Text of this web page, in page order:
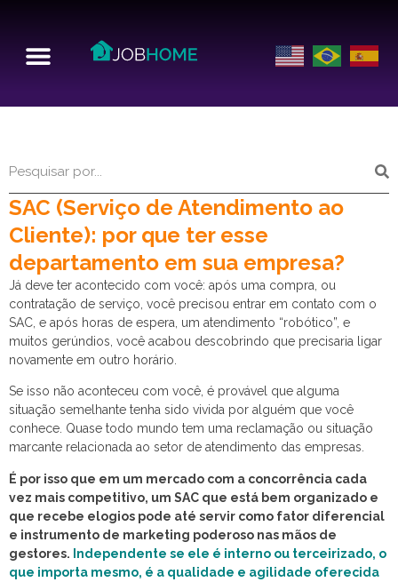
SAC (Serviço de Atendimento ao
Cliente): por que ter esse
departamento em sua empresa?
Já deve ter acontecido com você: após uma compra, ou
contratação de serviço, você precisou entrar em contato com o
SAC, e após horas de espera, um atendimento “robótico”, e
muitos gerúndios, você acabou descobrindo que precisaria ligar
novamente em outro horário.
Se isso não aconteceu com você, é provável que alguma
situação semelhante tenha sido vivida por alguém que você
conhece. Quase todo mundo tem uma reclamação ou situação
marcante relacionada ao setor de atendimento das empresas.
É por isso que em um mercado com a concorrência cada
vez mais competitivo, um SAC que está bem organizado e
que recebe elogios pode até servir como fator diferencial
e instrumento de marketing poderoso nas mãos de
gestores. Independente se ele é interno ou terceirizado, o
que importa mesmo, é a qualidade e agilidade oferecida